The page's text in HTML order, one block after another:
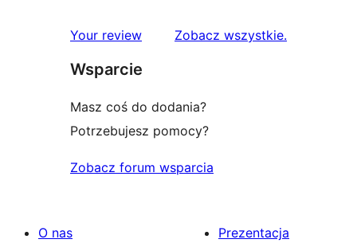
1-
Your review Zobacz wszystkierecenzje
.
Wsparcie
Masz coś do dodania?
Potrzebujesz pomocy?
Zobacz forum wsparcia
O nas
Prezentacja